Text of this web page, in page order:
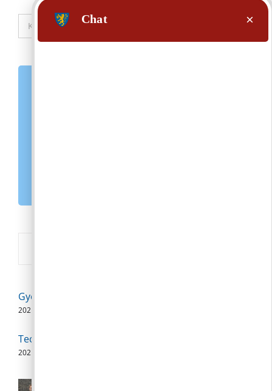
Keresés...
Gyermekorvosi szabadságolás
2026. 08. 08.
Technikai szünet
2026. 08. 07.